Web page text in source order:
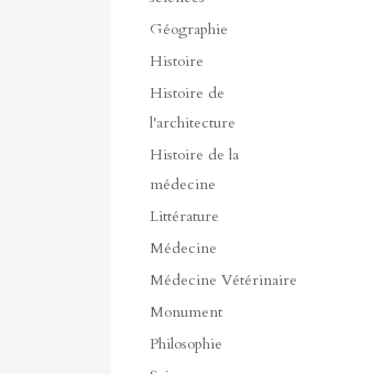
Géographie
Histoire
Histoire de
l'architecture
Histoire de la
médecine
Littérature
Médecine
Médecine Vétérinaire
Monument
Philosophie